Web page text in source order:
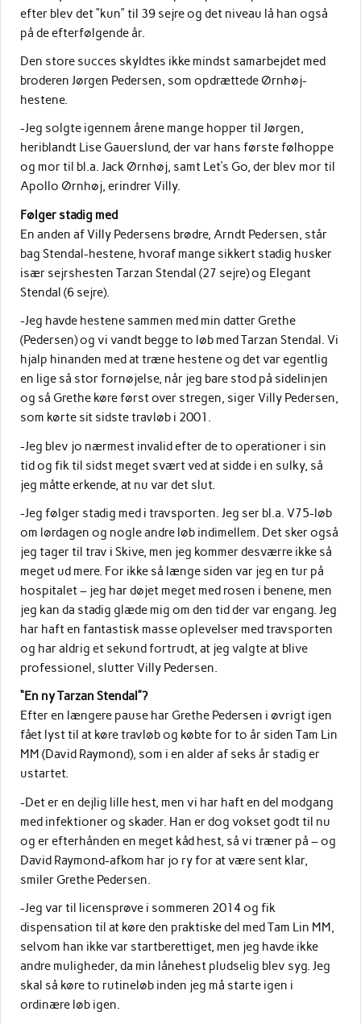
efter blev det ”kun” til 39 sejre og det niveau lå han også
på de efterfølgende år.
Den store succes skyldtes ikke mindst samarbejdet med
broderen Jørgen Pedersen, som opdrættede Ørnhøj-
hestene.
-Jeg solgte igennem årene mange hopper til Jørgen,
heriblandt Lise Gauerslund, der var hans første følhoppe
og mor til bl.a. Jack Ørnhøj, samt Let’s Go, der blev mor til
Apollo Ørnhøj, erindrer Villy.
Følger stadig med
En anden af Villy Pedersens brødre, Arndt Pedersen, står
bag Stendal-hestene, hvoraf mange sikkert stadig husker
især sejrshesten Tarzan Stendal (27 sejre) og Elegant
Stendal (6 sejre).
-Jeg havde hestene sammen med min datter Grethe
(Pedersen) og vi vandt begge to løb med Tarzan Stendal. Vi
hjalp hinanden med at træne hestene og det var egentlig
en lige så stor fornøjelse, når jeg bare stod på sidelinjen
og så Grethe køre først over stregen, siger Villy Pedersen,
som kørte sit sidste travløb i 2001.
-Jeg blev jo nærmest invalid efter de to operationer i sin
tid og fik til sidst meget svært ved at sidde i en sulky, så
jeg måtte erkende, at nu var det slut.
-Jeg følger stadig med i travsporten. Jeg ser bl.a. V75-løb
om lørdagen og nogle andre løb indimellem. Det sker også
jeg tager til trav i Skive, men jeg kommer desværre ikke så
meget ud mere. For ikke så længe siden var jeg en tur på
hospitalet – jeg har døjet meget med rosen i benene, men
jeg kan da stadig glæde mig om den tid der var engang. Jeg
har haft en fantastisk masse oplevelser med travsporten
og har aldrig et sekund fortrudt, at jeg valgte at blive
professionel, slutter Villy Pedersen.
“En ny Tarzan Stendal”?
Efter en længere pause har Grethe Pedersen i øvrigt igen
fået lyst til at køre travløb og købte for to år siden Tam Lin
MM (David Raymond), som i en alder af seks år stadig er
ustartet.
-Det er en dejlig lille hest, men vi har haft en del modgang
med infektioner og skader. Han er dog vokset godt til nu
og er efterhånden en meget kåd hest, så vi træner på – og
David Raymond-afkom har jo ry for at være sent klar,
smiler Grethe Pedersen.
-Jeg var til licensprøve i sommeren 2014 og fik
dispensation til at køre den praktiske del med Tam Lin MM,
selvom han ikke var startberettiget, men jeg havde ikke
andre muligheder, da min lånehest pludselig blev syg. Jeg
skal så køre to rutineløb inden jeg må starte igen i
ordinære løb igen.